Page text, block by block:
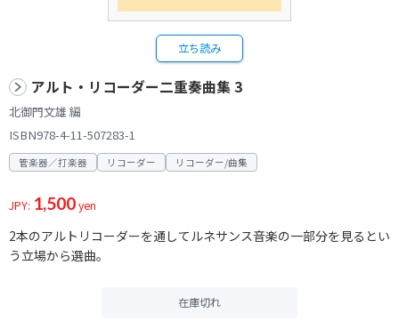
立ち読み
アルト・リコーダー二重奏曲集 3
北御門文雄 編
ISBN978-4-11-507283-1
管楽器／打楽器 リコーダー リコーダー/曲集
JPY: 1,500yen
2本のアルトリコーダーを通してルネサンス音楽の一部分を見るとい
う立場から選曲。
在庫切れ